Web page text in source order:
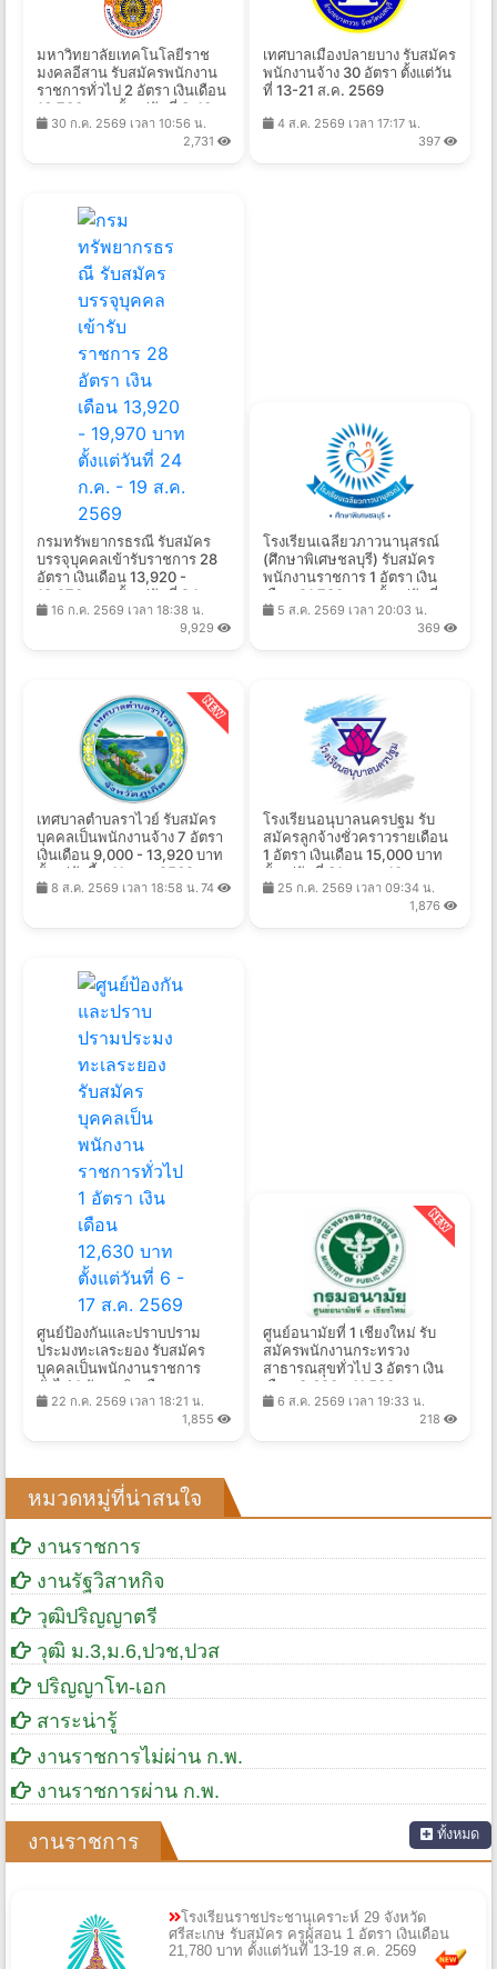
มหาวิทยาลัยเทคโนโลยีราช
มงคลอีสาน รับสมัครพนักงาน
ราชการทั่วไป 2 อัตรา เงินเดือน
16,700 บาท ตั้งแต่วันที่ 3-10
ส.ค. 2569
30 ก.ค. 2569 เวลา 10:56 น.
2,731
เทศบาลเมืองปลายบาง รับสมัคร
พนักงานจ้าง 30 อัตรา ตั้งแต่วัน
ที่ 13-21 ส.ค. 2569
4 ส.ค. 2569 เวลา 17:17 น.
397
กรมทรัพยากรธรณี รับสมัคร
บรรจุบุคคลเข้ารับราชการ 28
อัตรา เงินเดือน 13,920 -
19,970 บาท ตั้งแต่วันที่ 24
ก.ค. - 19 ส.ค. 2569
16 ก.ค. 2569 เวลา 18:38 น.
9,929
โรงเรียนเฉลียวภาวนานุสรณ์
(ศึกษาพิเศษชลบุรี) รับสมัคร
พนักงานราชการ 1 อัตรา เงิน
เดือน 21,780 บาท ตั้งแต่วันที่
10-16 ส.ค. 2569
5 ส.ค. 2569 เวลา 20:03 น.
369
เทศบาลตําบลราไวย์ รับสมัคร
บุคคลเป็นพนักงานจ้าง 7 อัตรา
เงินเดือน 9,000 - 13,920 บาท
ตั้งแต่บัดนี้ - 11 ส.ค. 2569
8 ส.ค. 2569 เวลา 18:58 น. 74
โรงเรียนอนุบาลนครปฐม รับ
สมัครลูกจ้างชั่วคราวรายเดือน
1 อัตรา เงินเดือน 15,000 บาท
ตั้งแต่วันที่ 31 ก.ค. - 10 ส.ค.
2569
25 ก.ค. 2569 เวลา 09:34 น.
1,876
ศูนย์ป้องกันและปราบปราม
ประมงทะเลระยอง รับสมัคร
บุคคลเป็นพนักงานราชการ
ทั่วไป 1 อัตรา เงินเดือน
12,630 บาท ตั้งแต่วันที่ 6 - 17
22 ก.ค. 2569 เวลา 18:21 น.
1,855
ศูนย์อนามัยที่ 1 เชียงใหม่ รับ
สมัครพนักงานกระทรวง
สาธารณสุขทั่วไป 3 อัตรา เงิน
เดือน 8,690 - 11,500 บาท
ตั้งแต่วันที่ 10 - 21 ส.ค. 2569
6 ส.ค. 2569 เวลา 19:33 น.
218
หมวดหมู่ที่น่าสนใจ
งานราชการ
งานรัฐวิสาหกิจ
วุฒิปริญญาตรี
วุฒิ ม.3,ม.6,ปวช,ปวส
ปริญญาโท-เอก
สาระน่ารู้
งานราชการไม่ผ่าน ก.พ.
งานราชการผ่าน ก.พ.
งานราชการ ทั้งหมด
โรงเรียนราชประชานุเคราะห์ 29 จังหวัด
ศรีสะเกษ รับสมัคร ครูผู้สอน 1 อัตรา เงินเดือน
21,780 บาท ตั้งแต่วันที่ 13-19 ส.ค. 2569